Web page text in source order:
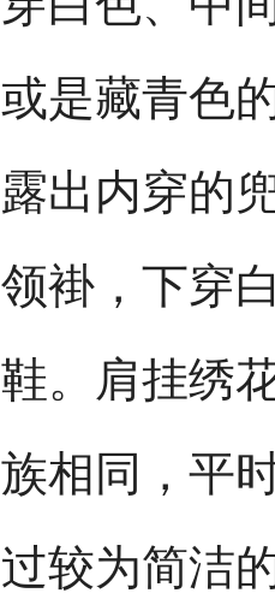
或是藏青色
露出内穿的
领褂，下穿
鞋。肩挂绣
族相同，平
过较为简洁